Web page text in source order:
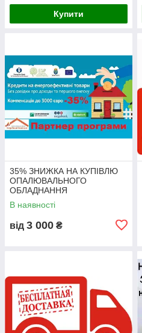
Купити
35% ЗНИЖКА НА КУПІВЛЮ
ОПАЛЮВАЛЬНОГО
ОБЛАДНАННЯ
В наявності
від 3 000 ₴